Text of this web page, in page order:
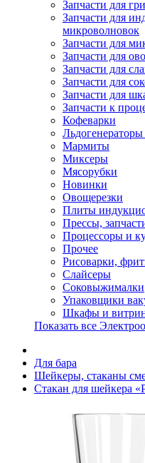
Запчасти для
Запчасти для
микроволновок
Запчасти для
Запчасти для
Запчасти для
Запчасти для
Запчасти для
Запчасти к
Кофеварки
Мармиты
Миксеры
Мясорубки
Новинки
Овощерезки
Плиты
Прессы,
Процессоры и
Прочее
Рисоварки,
Слайсеры
Соковыжималки
Упаковщики
Шкафы и
Показать все
Для бара
Шейкеры, стаканы
Стакан для шейкера